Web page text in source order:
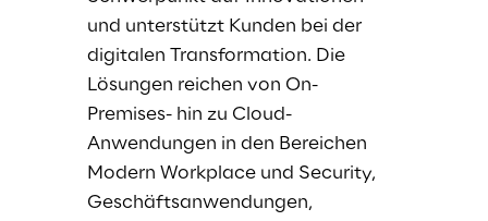
und unterstützt Kunden bei der
digitalen Transformation. Die
Lösungen reichen von On-
Premises- hin zu Cloud-
Anwendungen in den Bereichen
Modern Workplace und Security,
Geschäftsanwendungen,